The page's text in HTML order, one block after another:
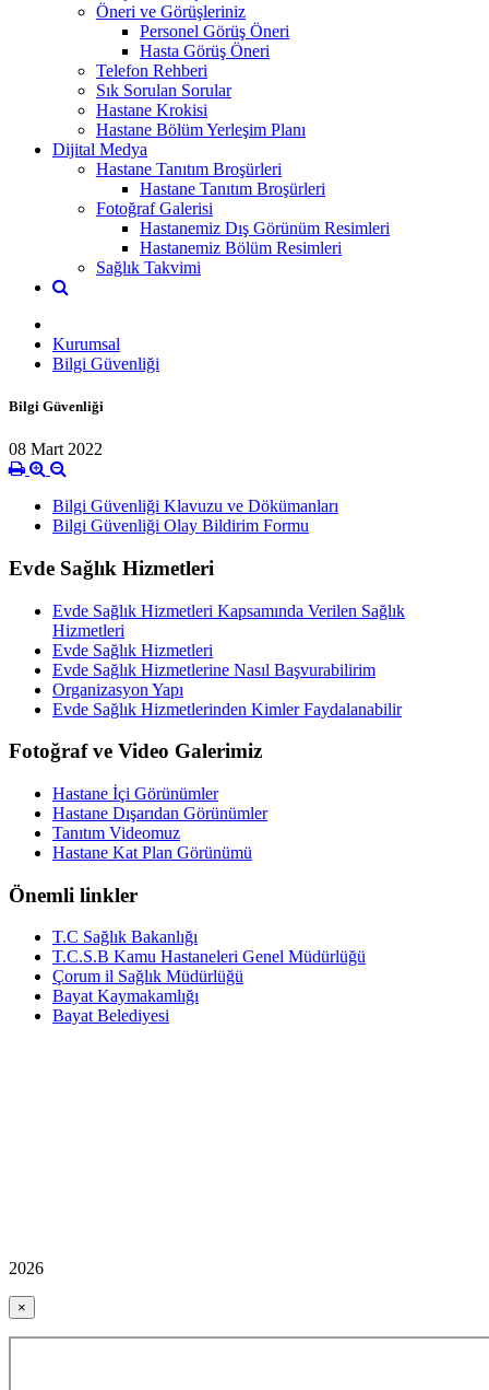
Öneri ve Görüşleriniz
Personel Görüş Öneri
Hasta Görüş Öneri
Telefon Rehberi
Sık Sorulan Sorular
Hastane Krokisi
Hastane Bölüm Yerleşim Planı
Dijital Medya
Hastane Tanıtım Broşürleri
Hastane Tanıtım Broşürleri
Fotoğraf Galerisi
Hastanemiz Dış Görünüm Resimleri
Hastanemiz Bölüm Resimleri
Sağlık Takvimi
Kurumsal
Bilgi Güvenliği
Bilgi Güvenliği
08 Mart 2022
Bilgi Güvenliği Klavuzu ve Dökümanları
Bilgi Güvenliği Olay Bildirim Formu
Evde Sağlık Hizmetleri
Evde Sağlık Hizmetleri Kapsamında Verilen Sağlık
Hizmetleri
Evde Sağlık Hizmetleri
Evde Sağlık Hizmetlerine Nasıl Başvurabilirim
Organizasyon Yapı
Evde Sağlık Hizmetlerinden Kimler Faydalanabilir
Fotoğraf ve Video Galerimiz
Hastane İçi Görünümler
Hastane Dışarıdan Görünümler
Tanıtım Videomuz
Hastane Kat Plan Görünümü
Önemli linkler
T.C Sağlık Bakanlığı
T.C.S.B Kamu Hastaneleri Genel Müdürlüğü
Çorum il Sağlık Müdürlüğü
Bayat Kaymakamlığı
Bayat Belediyesi
2026
×